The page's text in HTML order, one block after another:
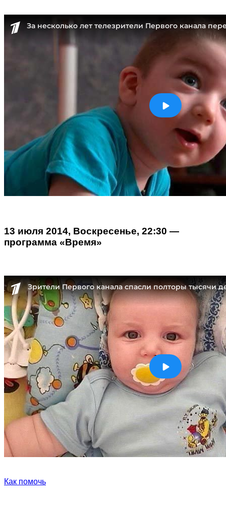
13 июля 2014, Воскресенье, 22:30 —
программа «Время»
Как помочь